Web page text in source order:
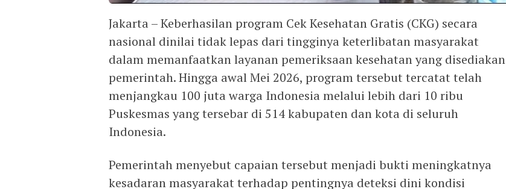
Jakarta – Keberhasilan program Cek Kesehatan Gratis (CKG) secara
nasional dinilai tidak lepas dari tingginya keterlibatan masyarakat
dalam memanfaatkan layanan pemeriksaan kesehatan yang disediakan
pemerintah. Hingga awal Mei 2026, program tersebut tercatat telah
menjangkau 100 juta warga Indonesia melalui lebih dari 10 ribu
Puskesmas yang tersebar di 514 kabupaten dan kota di seluruh
Indonesia.
Pemerintah menyebut capaian tersebut menjadi bukti meningkatnya
kesadaran masyarakat terhadap pentingnya deteksi dini kondisi